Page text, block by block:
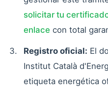
solicitar tu
enlace con total
Registro oficial: El
Institut Català
etiqueta energética